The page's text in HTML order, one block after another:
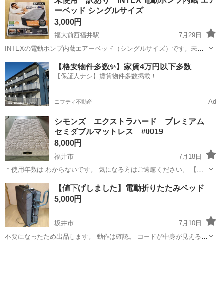
ーベッド シングルサイズ
3,000円
福大前西福井駅
7月29日
INTEXの電動ポンプ内蔵エアーベッド（シングルサイズ）です。未使
用品ですが、購入後に膨らまし、空気を抜いた状態で西向きの縁側に
置いていた為に一部変色しています。汚れではありません。白っぽく
見えるのもベロア調でシワではありま...
福井 福井市 福大前西福井駅 ベッド
【格安物件多数✨】家賃4万円以下多数
【保証人ナシ】賃貸物件多数掲載！
ニフティ不動産 Ad
シモンズ エクストラハード プレミアム
セミダブルマットレス #0019
8,000円
福井市
7月18日
＊使用年数は わからないです。 気になる方はご遠慮ください。 【商
品状態】 アンティーク、ヴィンテージ、中古品等につき、 経年による
キズや擦れなどは必ずあります。 状態が気にならない方のみお願い致
します。 全ては撮影...
福井 福井市 ベッド
【値下げしました】電動折りたたみベッド
5,000円
坂井市
7月10日
不要になったため出品します。 動作は確認。 コードが中身が見えるよ
うになっています。写真を参照。 引き取りでお願いします。 引き取り